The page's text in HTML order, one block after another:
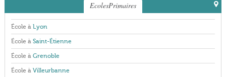
EcolesPrimaires
École à Lyon
École à Saint-Étienne
École à Grenoble
École à Villeurbanne